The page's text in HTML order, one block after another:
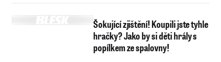
Šokující zjištění! Koupili jste tyhle
hračky? Jako by si děti hrály s
popílkem ze spalovny!